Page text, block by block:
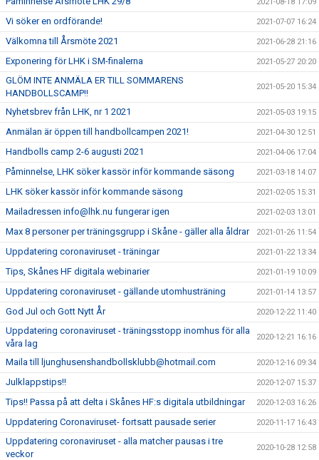
Vi söker en ordförande! 2021-07-07 16:24
Välkomna till Årsmöte 2021 2021-06-28 21:16
Exponering för LHK i SM-finalerna 2021-05-27 20:20
GLÖM INTE ANMÄLA ER TILL SOMMARENS
HANDBOLLSCAMP!!
2021-05-20 15:34
Nyhetsbrev från LHK, nr 1 2021 2021-05-03 19:15
Anmälan är öppen till handbollcampen 2021! 2021-04-30 12:51
Handbolls camp 2-6 augusti 2021 2021-04-06 17:04
Påminnelse, LHK söker kassör inför kommande säsong 2021-03-18 14:07
LHK söker kassör inför kommande säsong 2021-02-05 15:31
Mailadressen info@lhk.nu fungerar igen 2021-02-03 13:01
Max 8 personer per träningsgrupp i Skåne - gäller alla åldrar 2021-01-26 11:54
Uppdatering coronaviruset - träningar 2021-01-22 13:34
Tips, Skånes HF digitala webinarier 2021-01-19 10:09
Uppdatering coronaviruset - gällande utomhusträning 2021-01-14 13:57
God Jul och Gott Nytt År 2020-12-22 11:40
Uppdatering coronaviruset - träningsstopp inomhus för alla
våra lag
2020-12-21 16:16
Maila till ljunghusenshandbollsklubb@hotmail.com 2020-12-16 09:34
Julklappstips!! 2020-12-07 15:37
Tips!! Passa på att delta i Skånes HF:s digitala utbildningar 2020-12-03 16:26
Uppdatering Coronaviruset- fortsatt pausade serier 2020-11-17 16:43
Uppdatering coronaviruset - alla matcher pausas i tre
veckor
2020-10-28 12:58